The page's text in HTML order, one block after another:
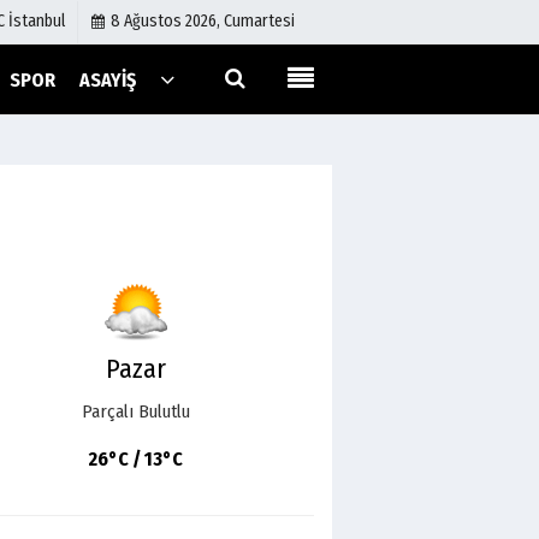
İstanbul 8 Ağustos 2026, Cumartesi
SPOR ASAYIŞ
Pazar
Parçalı Bulutlu
26°C / 13°C